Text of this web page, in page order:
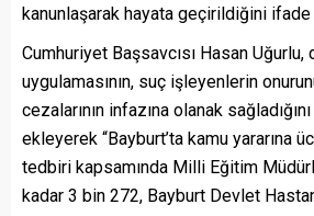
kanunlaşarak hayata geçirildiğini
Cumhuriyet Başsavcısı Hasan
uygulamasının, suç işleyenlerin
cezalarının infazına olanak
ekleyerek “Bayburt’ta kamu yararına
tedbiri kapsamında Milli Eğitim
kadar 3 bin 272, Bayburt Devlet